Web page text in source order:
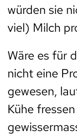
würden sie
viel) Milch
Wäre es für
nicht eine
gewesen,
Kühe